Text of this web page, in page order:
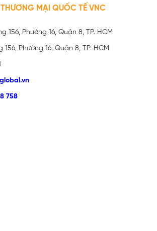
MẠI QUỐC TẾ VNC
156, Phường 16, Quận 8, TP. HCM
156, Phường 16, Quận 8, TP. HCM
758